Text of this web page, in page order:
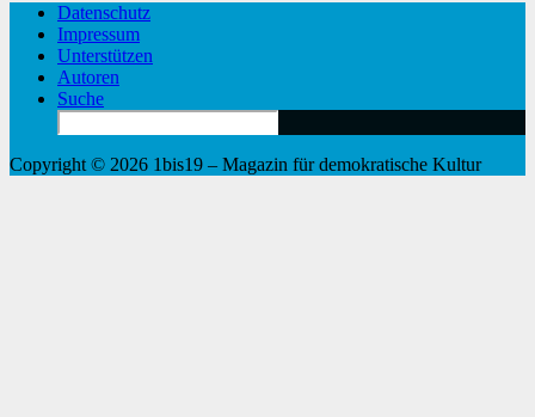
Datenschutz
Impressum
Unterstützen
Autoren
Suche
Search
for:
Copyright © 2026 1bis19 – Magazin für demokratische Kultur